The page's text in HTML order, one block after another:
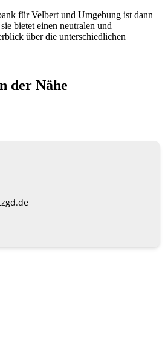
für Velbert und Umgebung ist dann
bietet einen neutralen und
über die unterschiedlichen
der Nähe